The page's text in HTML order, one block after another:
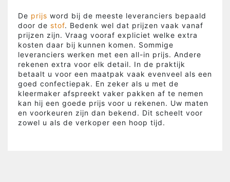
De prijs word bij de meeste leveranciers bepaald
door de stof. Bedenk wel dat prijzen vaak vanaf
prijzen zijn. Vraag vooraf expliciet welke extra
kosten daar bij kunnen komen. Sommige
leveranciers werken met een all-in prijs. Andere
rekenen extra voor elk detail. In de praktijk
betaalt u voor een maatpak vaak evenveel als een
goed confectiepak. En zeker als u met de
kleermaker afspreekt vaker pakken af te nemen
kan hij een goede prijs voor u rekenen. Uw maten
en voorkeuren zijn dan bekend. Dit scheelt voor
zowel u als de verkoper een hoop tijd.